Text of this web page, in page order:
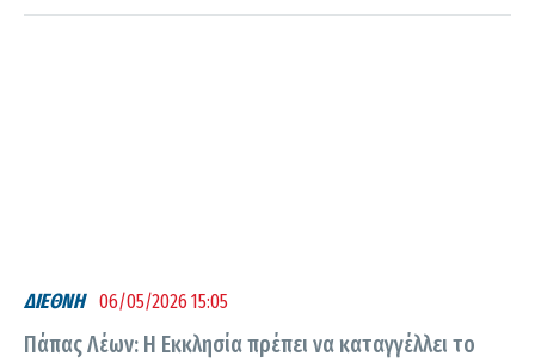
ΔΙΕΘΝΗ 06/05/2026 15:05
Πάπας Λέων: H Εκκλησία πρέπει να καταγγέλλει το